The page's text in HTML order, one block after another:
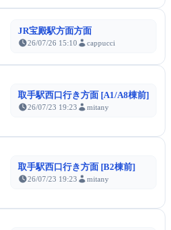
JR宝殿駅方面方面
26/07/26 15:10 cappucci
取手駅西口行き方面 [A1/A8棟前]
26/07/23 19:23 mitany
取手駅西口行き方面 [B2棟前]
26/07/23 19:23 mitany